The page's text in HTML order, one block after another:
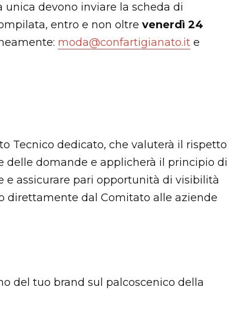
devono inviare la scheda di
entro e non oltre venerdì 24
moda@confartigianato.ite
Tecnico dedicato, che valuterà il rispetto
domande e applicherà il principio di
assicurare pari opportunità di visibilità
direttamente dal Comitato alle aziende
del tuo brand sul palcoscenico della